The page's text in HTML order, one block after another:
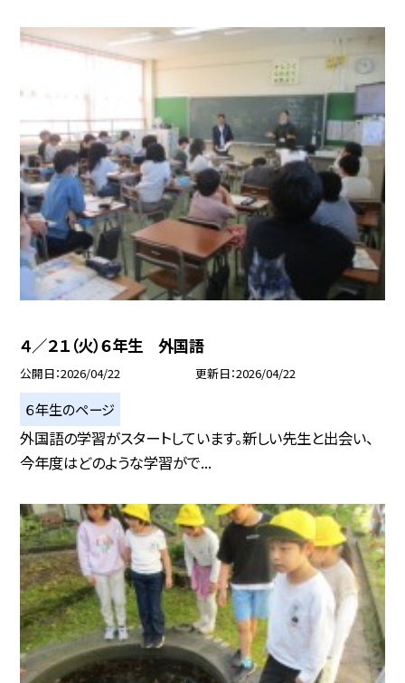
４／２１（火）６年生 外国語
公開日 2026/04/22 更新日 2026/04/22
６年生のページ
外国語の学習がスタートしています。新しい先生と出会い、
今年度はどのような学習がで...